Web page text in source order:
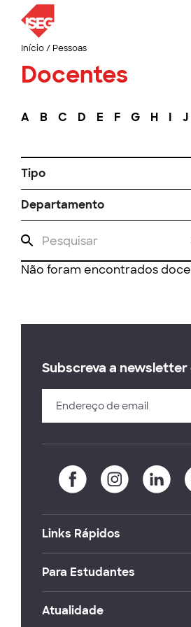
Início/ Pessoas
Docentes
A B C D E F G H I J
Tipo
Departamento
Não foram encontrados
Subscreva a newsletter
Links Rápidos
Para Estudantes
Atualidade